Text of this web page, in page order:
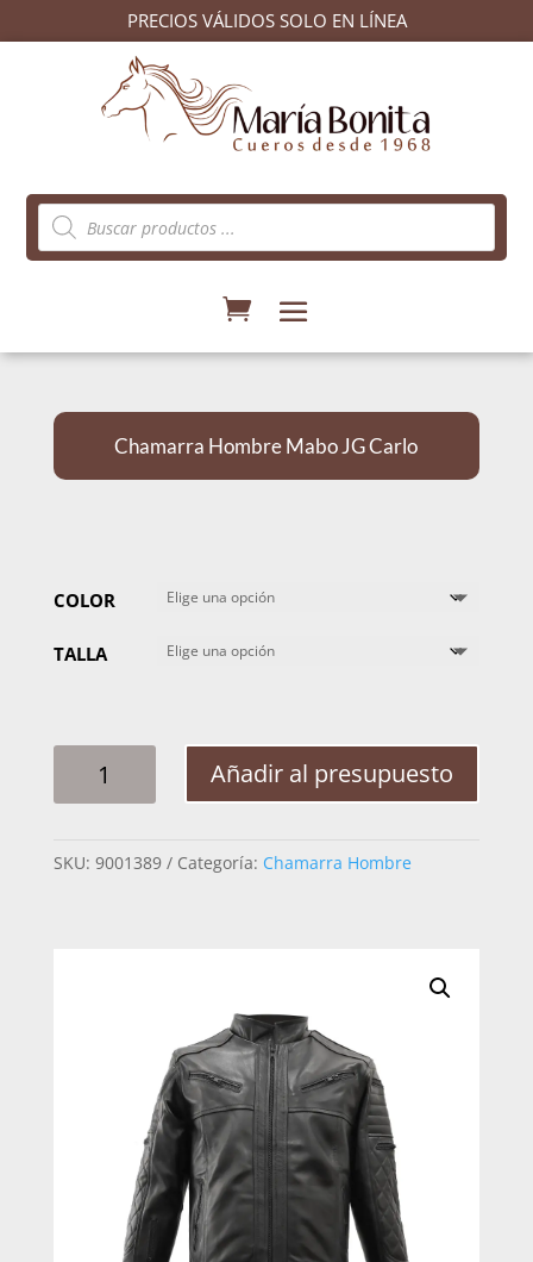
PRECIOS VÁLIDOS SOLO EN LÍNEA
Búsqueda
de
productos
Chamarra Hombre Mabo JG Carlo
COLOR
TALLA
HOMBRE
CARLO
Añadir al presupuesto
SKU: 9001389 Categoría: Chamarra Hombre